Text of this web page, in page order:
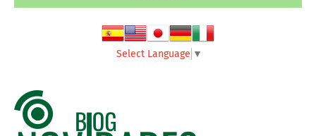
Select Language ▼